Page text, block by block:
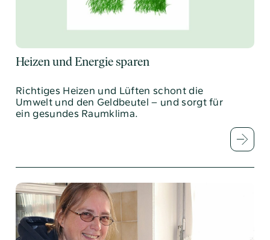
Heizen und Energie sparen
Richtiges Heizen und Lüften schont die
Umwelt und den Geldbeutel – und sorgt für
ein gesundes Raumklima.